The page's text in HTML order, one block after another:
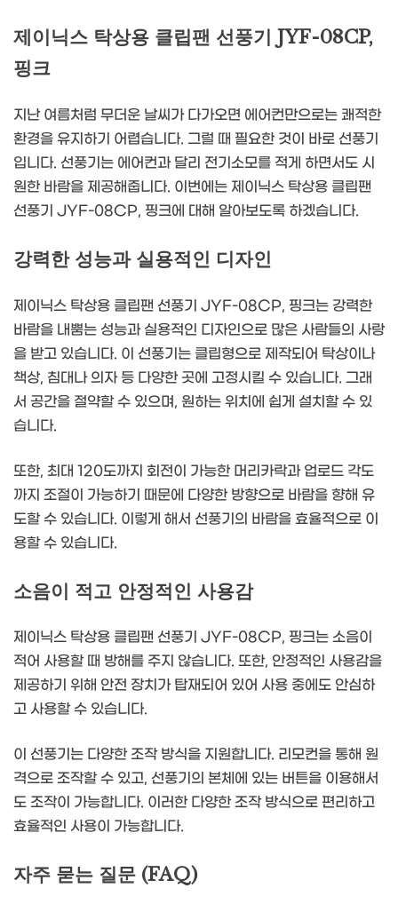
제이닉스 탁상용 클립팬 선풍기 JYF-08CP,
핑크
지난 여름처럼 무더운 날씨가 다가오면 에어컨만으로는 쾌적한
환경을 유지하기 어렵습니다. 그럴 때 필요한 것이 바로 선풍기
입니다. 선풍기는 에어컨과 달리 전기소모를 적게 하면서도 시
원한 바람을 제공해줍니다. 이번에는 제이닉스 탁상용 클립팬
선풍기 JYF-08CP, 핑크에 대해 알아보도록 하겠습니다.
강력한 성능과 실용적인 디자인
제이닉스 탁상용 클립팬 선풍기 JYF-08CP, 핑크는 강력한
바람을 내뿜는 성능과 실용적인 디자인으로 많은 사람들의 사랑
을 받고 있습니다. 이 선풍기는 클립형으로 제작되어 탁상이나
책상, 침대나 의자 등 다양한 곳에 고정시킬 수 있습니다. 그래
서 공간을 절약할 수 있으며, 원하는 위치에 쉽게 설치할 수 있
습니다.
또한, 최대 120도까지 회전이 가능한 머리카락과 업로드 각도
까지 조절이 가능하기 때문에 다양한 방향으로 바람을 향해 유
도할 수 있습니다. 이렇게 해서 선풍기의 바람을 효율적으로 이
용할 수 있습니다.
소음이 적고 안정적인 사용감
제이닉스 탁상용 클립팬 선풍기 JYF-08CP, 핑크는 소음이
적어 사용할 때 방해를 주지 않습니다. 또한, 안정적인 사용감을
제공하기 위해 안전 장치가 탑재되어 있어 사용 중에도 안심하
고 사용할 수 있습니다.
이 선풍기는 다양한 조작 방식을 지원합니다. 리모컨을 통해 원
격으로 조작할 수 있고, 선풍기의 본체에 있는 버튼을 이용해서
도 조작이 가능합니다. 이러한 다양한 조작 방식으로 편리하고
효율적인 사용이 가능합니다.
자주 묻는 질문 (FAQ)